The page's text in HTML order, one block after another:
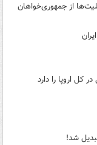
از جمهوری‌خواهان
کل اروپا را دارد
شد!